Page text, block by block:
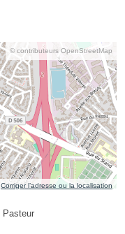
© contributeurs OpenStreetMap
Corriger l’adresse ou la localisation
Pasteur